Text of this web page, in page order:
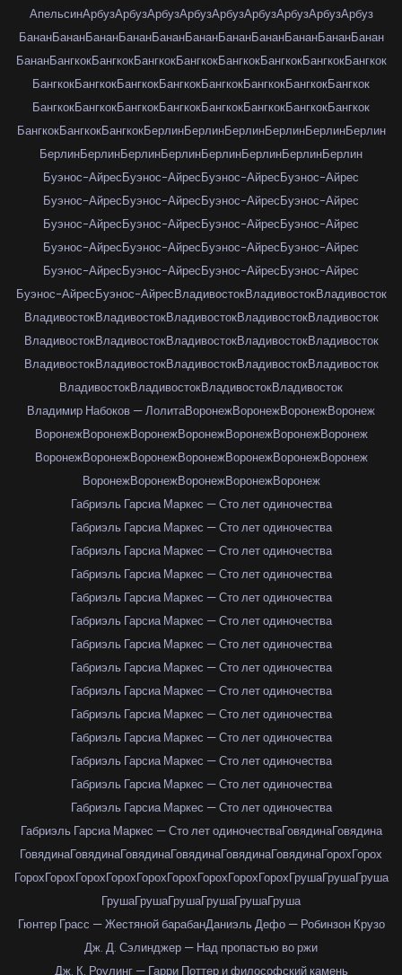
АпельсинАрбузАрбузАрбузАрбузАрбузАрбузАрбузАрбузАрбуз
БананБананБананБананБананБананБананБананБананБананБанан
БананБангкокБангкокБангкокБангкокБангкокБангкокБангкокБангкок
БангкокБангкокБангкокБангкокБангкокБангкокБангкокБангкок
БангкокБангкокБангкокБангкокБангкокБангкокБангкокБангкок
БангкокБангкокБангкокБерлинБерлинБерлинБерлинБерлинБерлин
БерлинБерлинБерлинБерлинБерлинБерлинБерлинБерлин
Буэнос-АйресБуэнос-АйресБуэнос-АйресБуэнос-Айрес
Буэнос-АйресБуэнос-АйресБуэнос-АйресБуэнос-Айрес
Буэнос-АйресБуэнос-АйресБуэнос-АйресБуэнос-Айрес
Буэнос-АйресБуэнос-АйресБуэнос-АйресБуэнос-Айрес
Буэнос-АйресБуэнос-АйресБуэнос-АйресБуэнос-Айрес
Буэнос-АйресБуэнос-АйресВладивостокВладивостокВладивосток
ВладивостокВладивостокВладивостокВладивостокВладивосток
ВладивостокВладивостокВладивостокВладивостокВладивосток
ВладивостокВладивостокВладивостокВладивостокВладивосток
ВладивостокВладивостокВладивостокВладивосток
Владимир Набоков — ЛолитаВоронежВоронежВоронежВоронеж
ВоронежВоронежВоронежВоронежВоронежВоронежВоронеж
ВоронежВоронежВоронежВоронежВоронежВоронежВоронеж
ВоронежВоронежВоронежВоронежВоронеж
Габриэль Гарсиа Маркес — Сто лет одиночества
Габриэль Гарсиа Маркес — Сто лет одиночества
Габриэль Гарсиа Маркес — Сто лет одиночества
Габриэль Гарсиа Маркес — Сто лет одиночества
Габриэль Гарсиа Маркес — Сто лет одиночества
Габриэль Гарсиа Маркес — Сто лет одиночества
Габриэль Гарсиа Маркес — Сто лет одиночества
Габриэль Гарсиа Маркес — Сто лет одиночества
Габриэль Гарсиа Маркес — Сто лет одиночества
Габриэль Гарсиа Маркес — Сто лет одиночества
Габриэль Гарсиа Маркес — Сто лет одиночества
Габриэль Гарсиа Маркес — Сто лет одиночества
Габриэль Гарсиа Маркес — Сто лет одиночества
Габриэль Гарсиа Маркес — Сто лет одиночества
Габриэль Гарсиа Маркес — Сто лет одиночестваГовядинаГовядина
ГовядинаГовядинаГовядинаГовядинаГовядинаГовядинаГорохГорох
ГорохГорохГорохГорохГорохГорохГорохГорохГорохГрушаГрушаГруша
ГрушаГрушаГрушаГрушаГрушаГруша
Гюнтер Грасс — Жестяной барабанДаниэль Дефо — Робинзон Крузо
Дж. Д. Сэлинджер — Над пропастью во ржи
Дж. К. Роулинг — Гарри Поттер и философский камень